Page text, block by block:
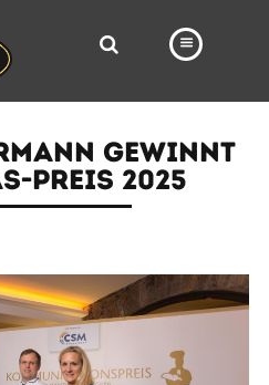
NEWS
GEWINNT
PREIS 2025